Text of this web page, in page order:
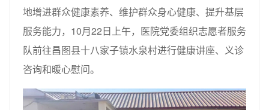
地增进群众健康素养、维护群众身心健康、提升基层
服务能力，10月22日上午，医院党委组织志愿者服务
队前往昌图县十八家子镇水泉村进行健康讲座、义诊
咨询和暖心慰问。